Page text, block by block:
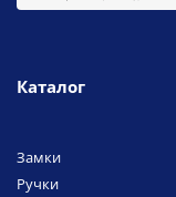
Каталог
Замки
Ручки